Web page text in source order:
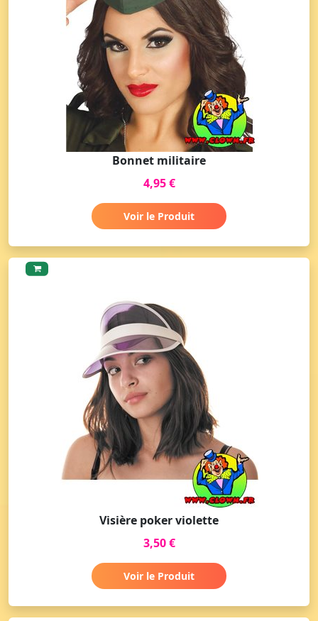
Bonnet militaire
4,95 €
Voir le Produit
Visière poker violette
3,50 €
Voir le Produit